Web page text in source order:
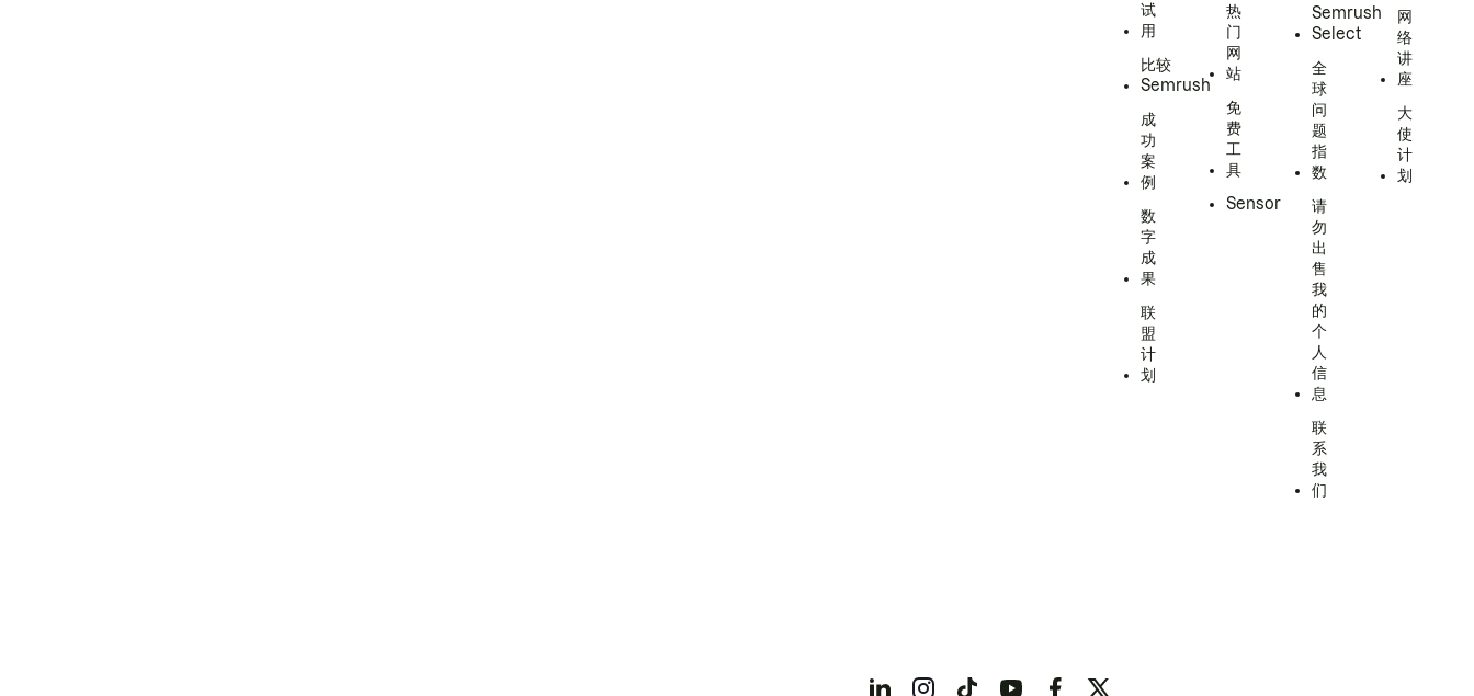
试
用
比较
Semrush
成
功
案
例
数
字
成
果
联
盟
计
划
热
门
网
站
免
费
工
具
Sensor
Semrush
Select
全
球
问
题
指
数
请
勿
出
售
我
的
个
人
信
息
联
系
我
们
网
络
讲
座
大
使
计
划